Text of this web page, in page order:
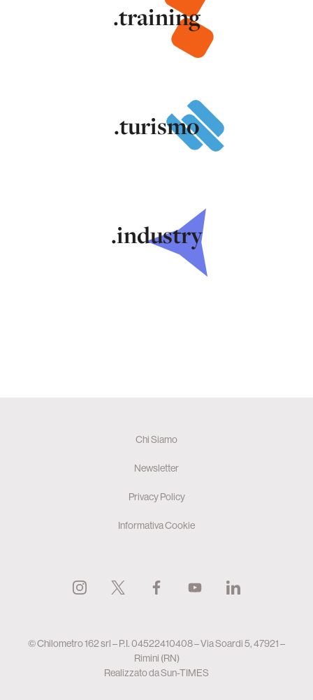
.training
.turismo
.industry
Chi Siamo
Newsletter
Privacy Policy
Informativa Cookie
© Chilometro 162 srl – P.I. 04522410408 – Via Soardi 5, 47921 –
Rimini (RN)
Realizzato daSun-TIMES